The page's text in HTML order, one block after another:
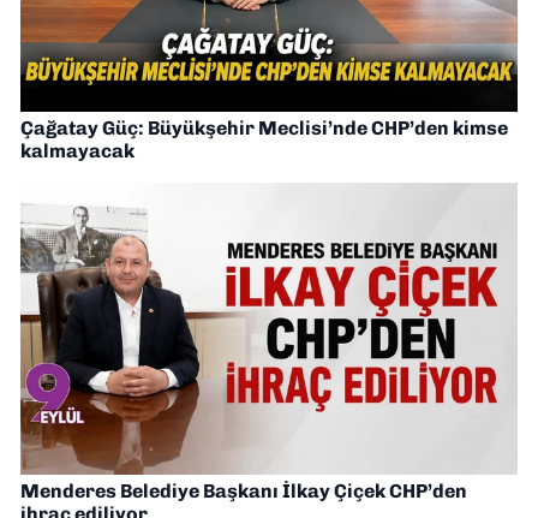
Çağatay Güç: Büyükşehir Meclisi’nde CHP’den kimse
kalmayacak
Menderes Belediye Başkanı İlkay Çiçek CHP’den